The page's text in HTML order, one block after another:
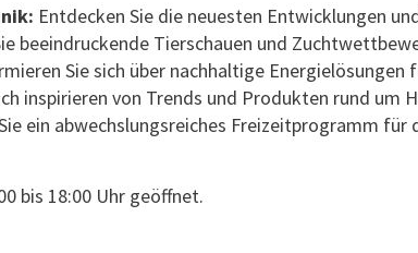
Entdecken Sie die neuesten Entwicklungen
beeindruckende Tierschauen und
Sie sich über nachhaltige Energielösungen
inspirieren von Trends und Produkten rund um
ein abwechslungsreiches Freizeitprogramm für
bis 18:00 Uhr geöffnet.